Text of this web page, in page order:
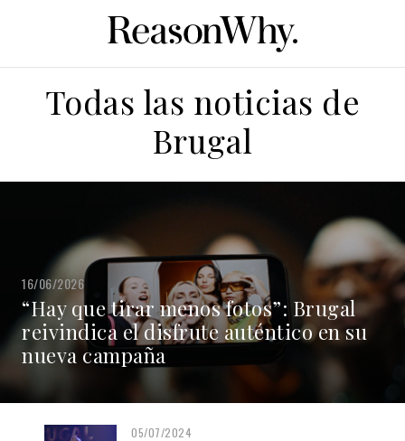
Todas las noticias de
Brugal
16/06/2026
“Hay que tirar menos fotos”: Brugal
reivindica el disfrute auténtico en su
nueva campaña
05/07/2024